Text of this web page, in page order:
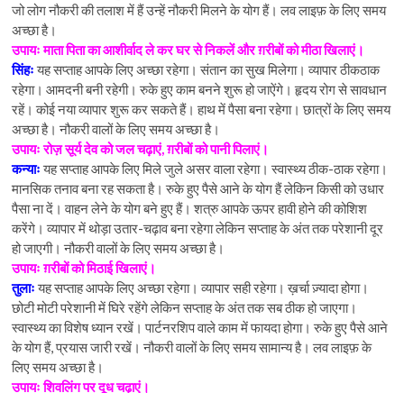
जो लोग नौकरी की तलाश में हैं उन्हें नौकरी मिलने के योग हैं। लव लाइफ़ के लिए समय
अच्छा है।
उपायः माता पिता का आशीर्वाद ले कर घर से निकलें और ग़रीबों को मीठा खिलाएं।
सिंहः यह सप्ताह आपके लिए अच्छा रहेगा। संतान का सुख मिलेगा। व्यापार ठीकठाक
रहेगा। आमदनी बनी रहेगी। रुके हुए काम बनने शुरू हो जाऐंगे। हृदय रोग से सावधान
रहें। कोई नया व्यापार शुरू कर सकते हैं। हाथ में पैसा बना रहेगा। छात्रों के लिए समय
अच्छा है। नौकरी वालों के लिए समय अच्छा है।
उपायः रोज़ सूर्य देव को जल चढ़ाएं, ग़रीबों को पानी पिलाएं।
कन्याः यह सप्ताह आपके लिए मिले जुले असर वाला रहेगा। स्वास्थ्य ठीक-ठाक रहेगा।
मानसिक तनाव बना रह सकता है। रुके हुए पैसे आने के योग हैं लेकिन किसी को उधार
पैसा ना दें। वाहन लेने के योग बने हुए हैं। शत्रु आपके ऊपर हावी होने की कोशिश
करेंगे। व्यापार में थोड़ा उतार-चढ़ाव बना रहेगा लेकिन सप्ताह के अंत तक परेशानी दूर
हो जाएगी। नौकरी वालों के लिए समय अच्छा है।
उपायः ग़रीबों को मिठाई खिलाएं।
तुलाः यह सप्ताह आपके लिए अच्छा रहेगा। व्यापार सही रहेगा। ख़र्चा ज़्यादा होगा।
छोटी मोटी परेशानी में घिरे रहेंगे लेकिन सप्ताह के अंत तक सब ठीक हो जाएगा।
स्वास्थ्य का विशेष ध्यान रखें। पार्टनरशिप वाले काम में फायदा होगा। रुके हुए पैसे आने
के योग हैं, प्रयास जारी रखें। नौकरी वालों के लिए समय सामान्य है। लव लाइफ़ के
लिए समय अच्छा है।
उपायः शिवलिंग पर दूध चढ़ाएं।